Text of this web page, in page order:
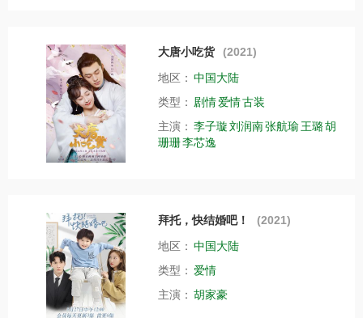
大唐小吃货 (2021)
地区： 中国大陆
类型： 剧情爱情古装
主演： 李子璇刘润南张航瑜王璐胡
珊珊李芯逸
拜托，快结婚吧！ (2021)
地区： 中国大陆
类型： 爱情
主演： 胡家豪